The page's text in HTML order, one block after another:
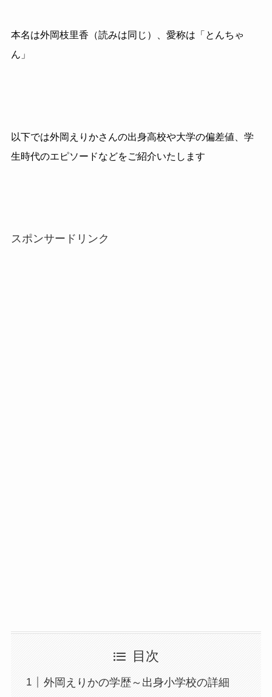
本名は外岡枝里香（読みは同じ）、愛称は「とんちゃ
ん」
以下では外岡えりかさんの出身高校や大学の偏差値、学
生時代のエピソードなどをご紹介いたします
スポンサードリンク
目次
外岡えりかの学歴～出身小学校の詳細